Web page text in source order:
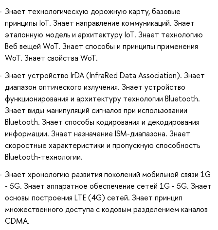
Знает технологическую дорожную карту, базовые
принципы IoT. Знает направление коммуникаций. Знает
эталонную модель и архитектуру IoT. Знает технологию
Веб вещей WoT. Знает способы и принципы применения
WoT. Знает свойства WoT.
Знает устройство IrDA (InfraRed Data Association). Знает
диапазон оптического излучения. Знает устройство
функционирования и архитектуру технологии Bluetooth.
Знает виды манипуляций сигналов при использовании
Bluetooth. Знает способы кодирования и декодирования
информации. Знает назначение ISM-диапазона. Знает
скоростные характеристики и пропускную способность
Bluetooth-технологии.
Знает хронологию развития поколений мобильной связи 1G
- 5G. Знает аппаратное обеспечение сетей 1G - 5G. Знает
основы построения LTE (4G) сетей. Знает принцип
множественного доступа с кодовым разделением каналов
CDMA.